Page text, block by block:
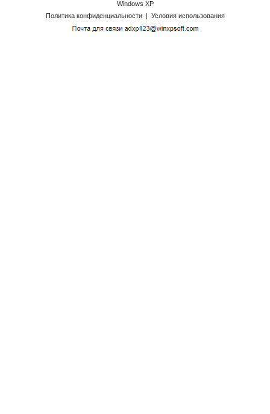
Windows XP
Политика конфиденциальности
| Условия использования